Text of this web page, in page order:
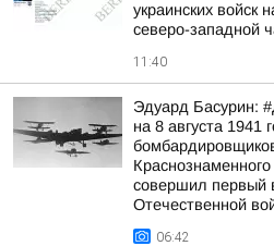
украинских войск
северо-западной
11:40
Эдуард Басурин:
на 8 августа 1941
совершил первый
Отечественной
06:42